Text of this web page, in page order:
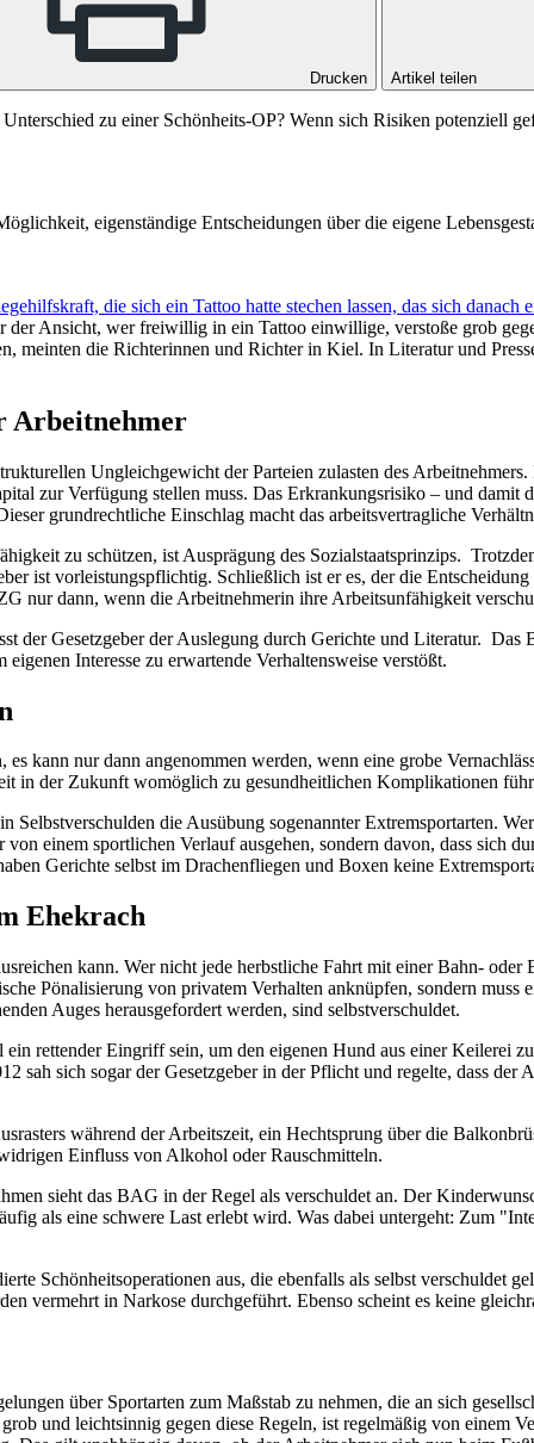
Drucken Artikel teilen
zu einer Schönheits-OP? Wenn sich Risiken potenziell
eigenständige Entscheidungen über die eigene
die sich ein Tattoo hatte stechen lassen, das sich danach
Ansicht, wer freiwillig in ein Tattoo einwillige, verstoße grob
die Richterinnen und Richter in Kiel. In Literatur und
Arbeitnehmer
Ungleichgewicht der Parteien zulasten des
zur Verfügung stellen muss. Das Erkrankungsrisiko – und damit
grundrechtliche Einschlag macht das arbeitsvertragliche
zu schützen, ist Ausprägung des Sozialstaatsprinzips.
ist vorleistungspflichtig. Schließlich ist er es, der die
nur dann, wenn die Arbeitnehmerin ihre Arbeitsunfähigkeit
der Gesetzgeber der Auslegung durch Gerichte und Literatur.
Interesse zu erwartende Verhaltensweise verstößt.
kann nur dann angenommen werden, wenn eine grobe
in der Zukunft womöglich zu gesundheitlichen Komplikationen
Selbstverschulden die Ausübung sogenannter Extremsportarten.
einem sportlichen Verlauf ausgehen, sondern davon, dass sich
Gerichte selbst im Drachenfliegen und Boxen keine
Ehekrach
kann. Wer nicht jede herbstliche Fahrt mit einer Bahn-
Pönalisierung von privatem Verhalten anknüpfen, sondern
Auges herausgefordert werden, sind selbstverschuldet.
rettender Eingriff sein, um den eigenen Hund aus einer Keilerei
sah sich sogar der Gesetzgeber in der Pflicht und regelte, dass
während der Arbeitszeit, ein Hechtsprung über die
Einfluss von Alkohol oder Rauschmitteln.
sieht das BAG in der Regel als verschuldet an. Der
als eine schwere Last erlebt wird. Was dabei untergeht: Zum
Schönheitsoperationen aus, die ebenfalls als selbst verschuldet
vermehrt in Narkose durchgeführt. Ebenso scheint es keine
über Sportarten zum Maßstab zu nehmen, die an sich
und leichtsinnig gegen diese Regeln, ist regelmäßig von einem